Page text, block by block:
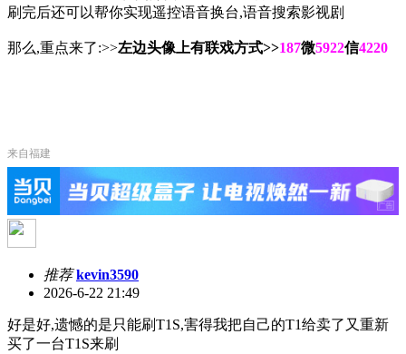
刷完后还可以帮你实现遥控语音换台,语音搜索影视剧
那么,重点来了:>>左边头像上有联戏方式>>187微5922信4220
来自福建
推荐kevin3590
2026-6-22 21:49
好是好,遗憾的是只能刷T1S,害得我把自己的T1给卖了又重新
买了一台T1S来刷